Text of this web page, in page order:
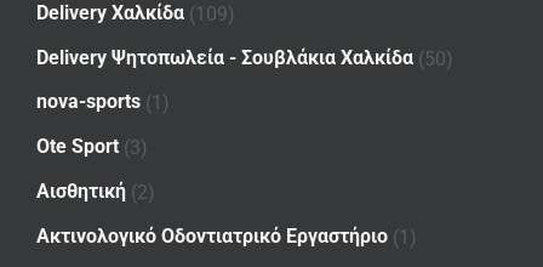
Delivery Χαλκίδα (109)
Delivery Ψητοπωλεία - Σουβλάκια Χαλκίδα (50)
nova-sports (1)
Ote Sport (3)
Αισθητική (2)
Ακτινολογικό Οδοντιατρικό Εργαστήριο (1)